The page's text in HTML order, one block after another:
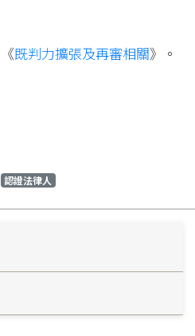
既判力擴張及再審相關》。
認證法律人